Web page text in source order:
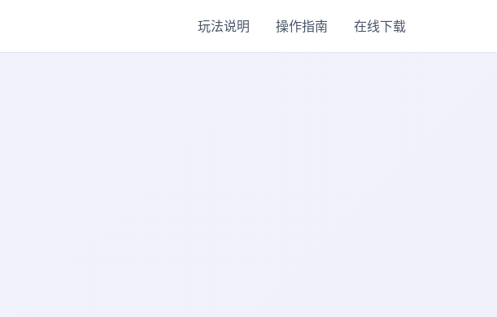
玩法说明 操作指南 在线下载